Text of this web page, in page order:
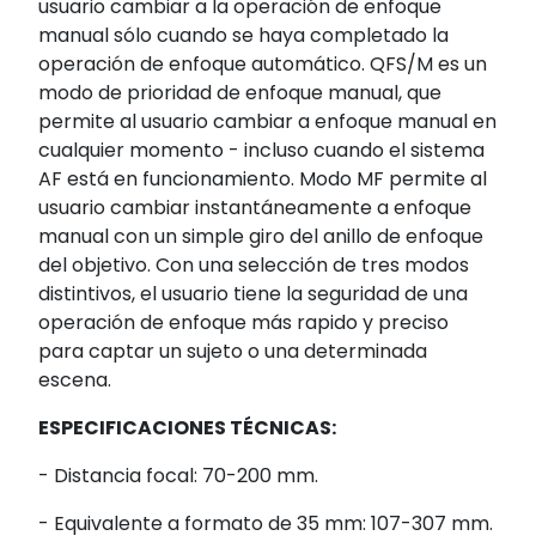
usuario cambiar a la operación de enfoque
manual sólo cuando se haya completado la
operación de enfoque automático. QFS/M es un
modo de prioridad de enfoque manual, que
permite al usuario cambiar a enfoque manual en
cualquier momento - incluso cuando el sistema
AF está en funcionamiento. Modo MF permite al
usuario cambiar instantáneamente a enfoque
manual con un simple giro del anillo de enfoque
del objetivo. Con una selección de tres modos
distintivos, el usuario tiene la seguridad de una
operación de enfoque más rapido y preciso
para captar un sujeto o una determinada
escena.
ESPECIFICACIONES TÉCNICAS:
- Distancia focal: 70-200 mm.
- Equivalente a formato de 35 mm: 107-307 mm.